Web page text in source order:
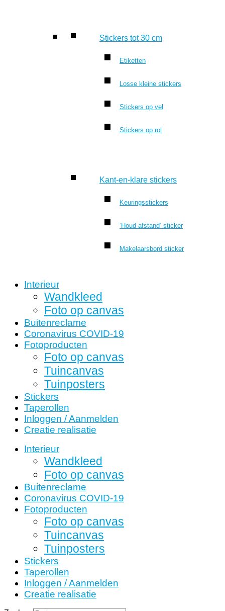
Stickers tot 30 cm
Etiketten
Losse kleine stickers
Stickers op vel
Stickers op rol
Kant-en-klare stickers
Keuringsstickers
‘Houd afstand’ sticker
Makelaarsbord sticker
Interieur
Wandkleed
Foto op canvas
Buitenreclame
Coronavirus COVID-19
Fotoproducten
Foto op canvas
Tuincanvas
Tuinposters
Stickers
Taperollen
Inloggen / Aanmelden
Creatie realisatie
Interieur
Wandkleed
Foto op canvas
Buitenreclame
Coronavirus COVID-19
Fotoproducten
Foto op canvas
Tuincanvas
Tuinposters
Stickers
Taperollen
Inloggen / Aanmelden
Creatie realisatie